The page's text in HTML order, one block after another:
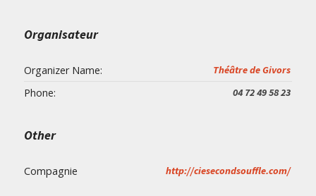
Organisateur
Organizer Name: Théâtre de Givors
Phone: 04 72 49 58 23
Other
Compagnie http://ciesecondsouffle.com/